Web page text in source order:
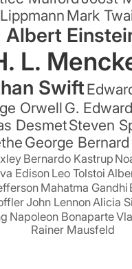
Mark
Albert
L.
Swift
OrwellG.
DesmetSteven
George
Bernardo Kastrup
EdisonLeo Tolstoi
Mahatma Gandhi
John LennonAlicia
Napoleon Bonaparte
Rainer Mausfeld